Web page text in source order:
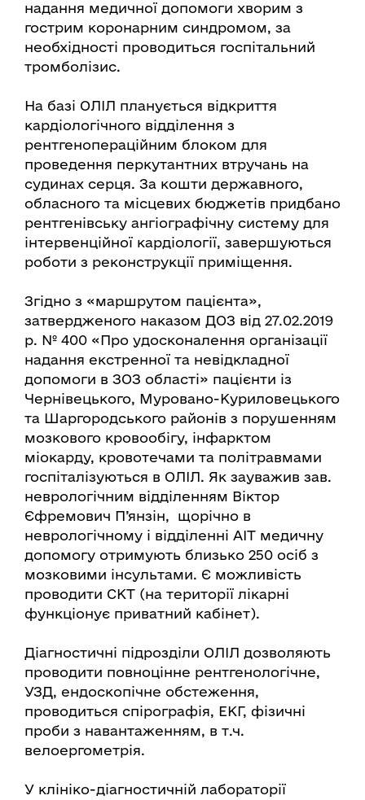
надання медичної допомоги хворим з
гострим коронарним синдромом, за
необхідності проводиться госпітальний
тромболізис.
На базі ОЛІЛ планується відкриття
кардіологічного відділення з
рентгенопераційним блоком для
проведення перкутантних втручань на
судинах серця. За кошти державного,
обласного та місцевих бюджетів придбано
рентгенівську ангіографічну систему для
інтервенційної кардіології, завершуються
роботи з реконструкції приміщення.
Згідно з «маршрутом пацієнта»,
затвердженого наказом ДОЗ від 27.02.2019
р. № 400 «Про удосконалення організації
надання екстренної та невідкладної
допомоги в ЗОЗ області» пацієнти із
Чернівецького, Муровано-Куриловецького
та Шаргородського районів з порушенням
мозкового кровообігу, інфарктом
міокарду, кровотечами та політравмами
госпіталізуються в ОЛІЛ. Як зауважив зав.
неврологічним відділенням Віктор
Єфремович П’янзін, щорічно в
неврологічному і відділенні АІТ медичну
допомогу отримують близько 250 осіб з
мозковими інсультами. Є можливість
проводити СКТ (на території лікарні
функціонує приватний кабінет).
Діагностичні підрозділи ОЛІЛ дозволяють
проводити повноцінне рентгенологічне,
УЗД, ендоскопічне обстеження,
проводиться спірографія, ЕКГ, фізичні
проби з навантаженням, в т.ч.
велоергометрія.
У клініко-діагностичній лабораторії